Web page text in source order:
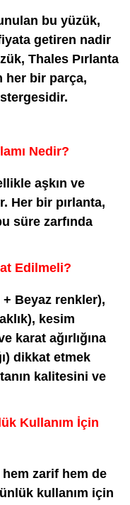
bu yüzük,
getiren nadir
Thales Pırlanta
her bir parça,
Nedir?
aşkın ve
Her bir pırlanta,
süre zarfında
Edilmeli?
Beyaz renkler),
kesim
karat ağırlığına
dikkat etmek
kalitesini ve
Kullanım İçin
zarif hem de
kullanım için